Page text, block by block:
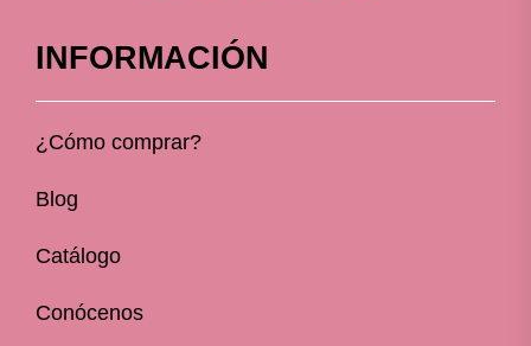
INFORMACIÓN
¿Cómo comprar?
Blog
Catálogo
Conócenos